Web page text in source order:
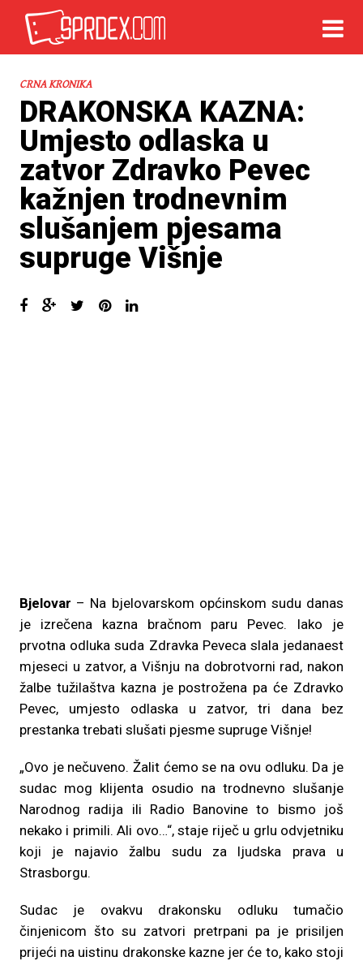
CRNA KRONIKA
DRAKONSKA KAZNA:
Umjesto odlaska u
zatvor Zdravko Pevec
kažnjen trodnevnim
slušanjem pjesama
supruge Višnje
Bjelovar – Na bjelovarskom općinskom sudu danas
je izrečena kazna bračnom paru Pevec. Iako je
prvotna odluka suda Zdravka Peveca slala jedanaest
mjeseci u zatvor, a Višnju na dobrotvorni rad, nakon
žalbe tužilaštva kazna je postrožena pa će Zdravko
Pevec, umjesto odlaska u zatvor, tri dana bez
prestanka trebati slušati pjesme supruge Višnje!
„Ovo je nečuveno. Žalit ćemo se na ovu odluku. Da je
sudac mog klijenta osudio na trodnevno slušanje
Narodnog radija ili Radio Banovine to bismo još
nekako i primili. Ali ovo…“, staje riječ u grlu odvjetniku
koji je najavio žalbu sudu za ljudska prava u
Strasborgu.
Sudac je ovakvu drakonsku odluku tumačio
činjenicom što su zatvori pretrpani pa je prisiljen
prijeći na uistinu drakonske kazne jer će to, kako stoji